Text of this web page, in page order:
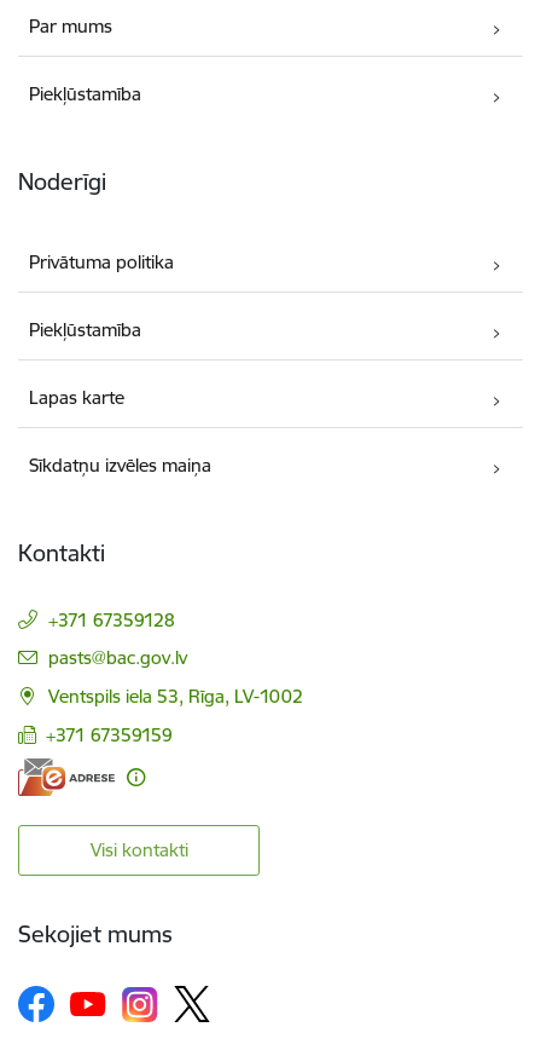
Par mums
Piekļūstamība
Noderīgi
Privātuma politika
Piekļūstamība
Lapas karte
Sīkdatņu izvēles maiņa
Kontakti
+371 67359128
E-pasts:
pasts@bac.gov.lv
Ventspils iela 53, Rīga, LV-1002
+371 67359159
Visi kontakti
Sekojiet mums